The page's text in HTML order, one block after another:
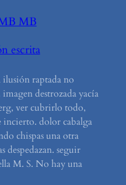
MB
escrita
ilusión raptada no
destrozada yacía
ver cubrirlo todo,
incierto. dolor cabalga
chispas una otra
despedazan. seguir
M. S. No hay una